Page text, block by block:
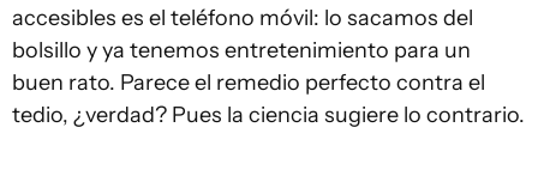
accesibles es el teléfono móvil: lo sacamos del
bolsillo y ya tenemos entretenimiento para un
buen rato. Parece el remedio perfecto contra el
tedio, ¿verdad? Pues la ciencia sugiere lo contrario.